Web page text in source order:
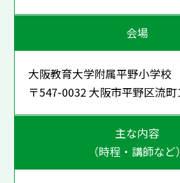
会場
大阪教育大学附属平野小学校
〒547-0032 大阪市平野区流
主な内容
（時程・講師など）